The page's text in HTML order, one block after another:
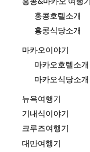
홍콩호텔소개
홍콩식당소개
마카오이야기
마카오호텔소개
마카오식당소개
뉴욕여행기
기내식이야기
크루즈여행기
대만여행기